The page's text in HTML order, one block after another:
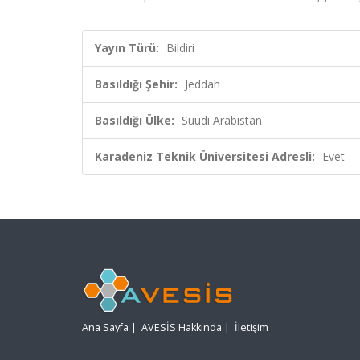
Yayın Türü: Bildiri
Basıldığı Şehir: Jeddah
Basıldığı Ülke: Suudi Arabistan
Karadeniz Teknik Üniversitesi Adresli: Evet
Ana Sayfa | AVESİS Hakkında | İletişim